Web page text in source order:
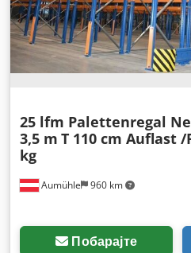
Aumühle 960 km
25 lfm Palettenregal
3,5 m T 110 cm Auflast /
kg
Побарајте